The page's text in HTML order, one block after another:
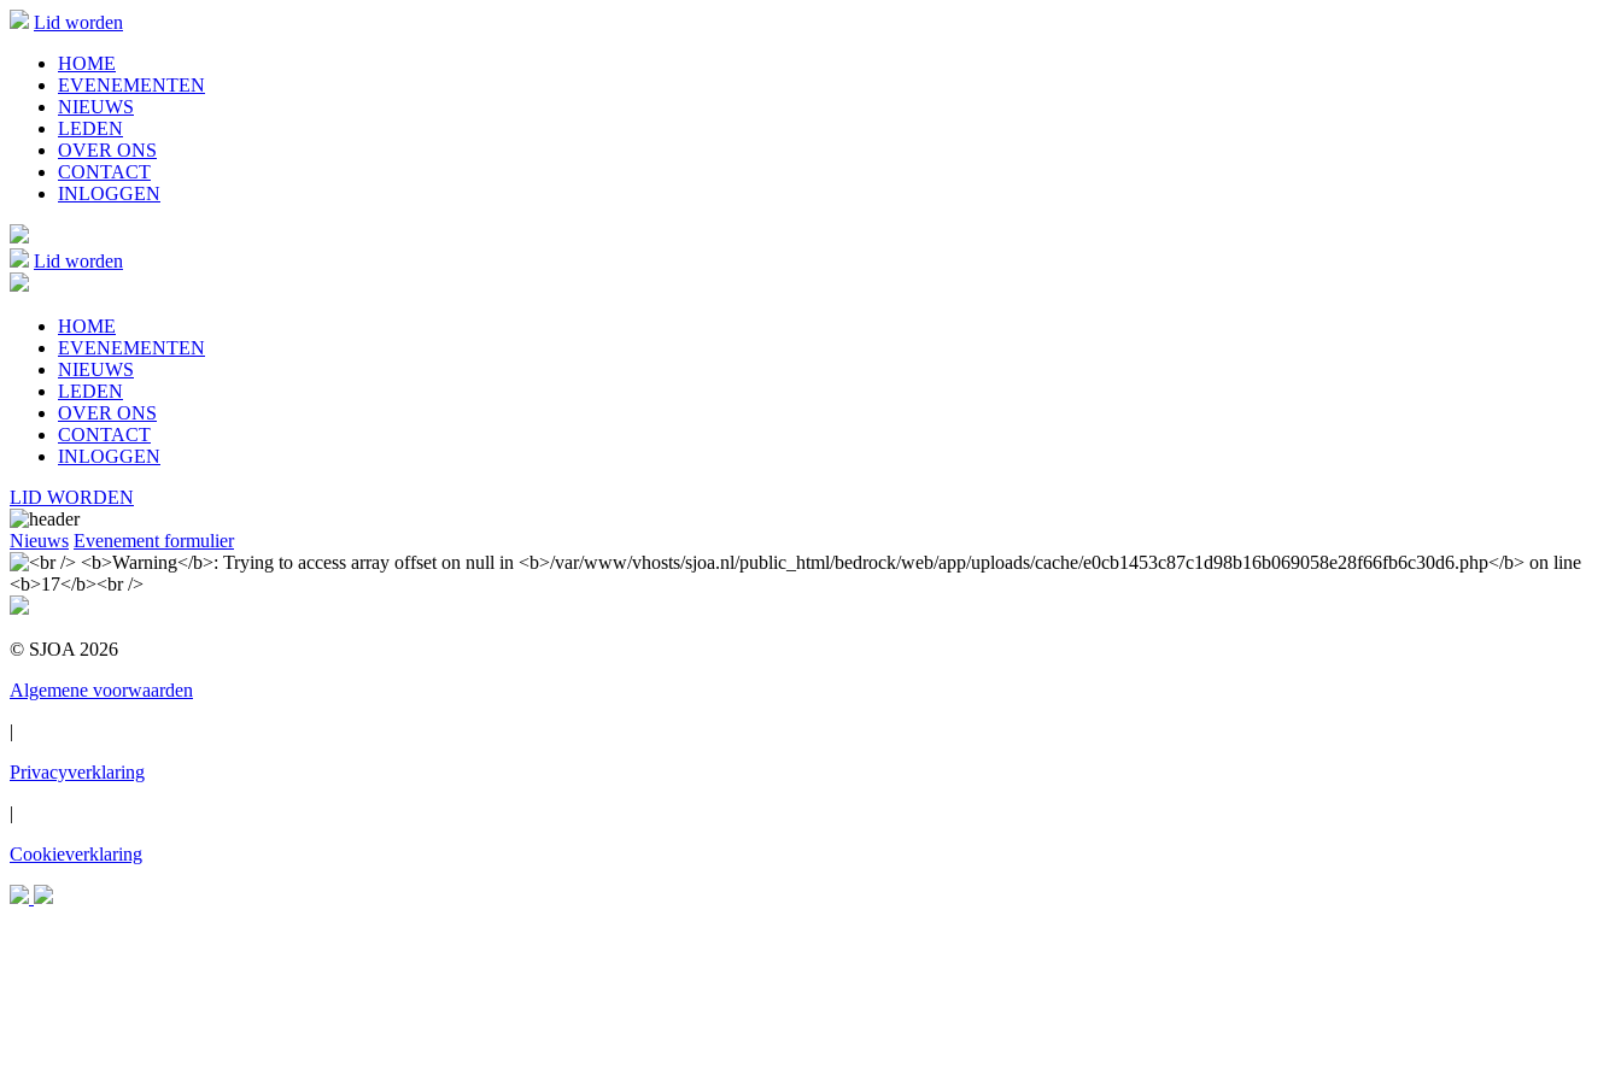
Lid worden
HOME
EVENEMENTEN
NIEUWS
LEDEN
OVER ONS
CONTACT
INLOGGEN
Lid worden
HOME
EVENEMENTEN
NIEUWS
LEDEN
OVER ONS
CONTACT
INLOGGEN
LID WORDEN
Nieuws Evenement formulier
© SJOA 2026
Algemene voorwaarden
|
Privacyverklaring
|
Cookieverklaring